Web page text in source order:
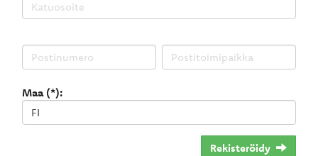
Maa (*):
Rekisteröidy